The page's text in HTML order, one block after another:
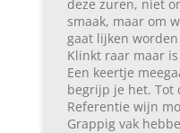
deze zuren, niet
smaak, maar om
gaat lijken
Klinkt raar maar
Een keertje
begrijp je het. Tot
Referentie wijn
Grappig vak